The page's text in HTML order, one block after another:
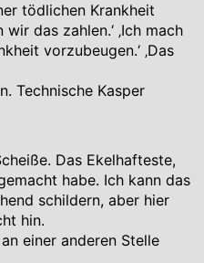
tödlichen Krankheit
das zahlen.‘ ‚Ich mach
vorzubeugen.‘ ‚Das
Technische Kasper
Das Ekelhafteste,
habe. Ich kann das
schildern, aber hier
hin.
einer anderen Stelle